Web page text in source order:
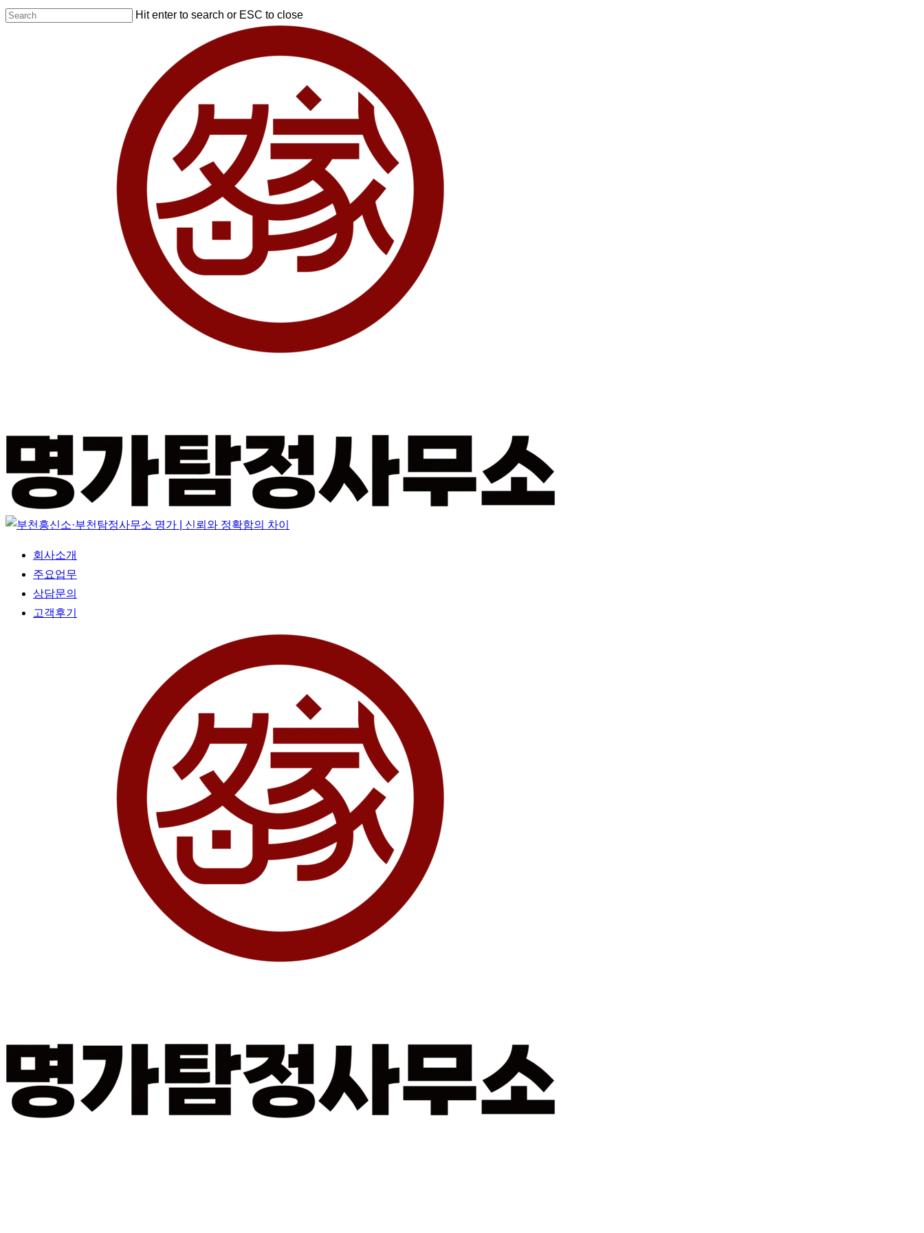
Skip
Hit enter to search or ESC to close
Menu
회사소개
주요업무
상담문의
고객후기